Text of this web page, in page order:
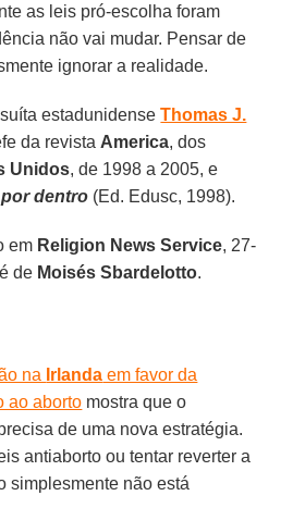
as leis pró-escolha foram
não vai mudar. Pensar de
ignorar a realidade.
estadunidenseThomas J.
da revista America, dos
Unidos, de 1998 a 2005, e
dentro (Ed. Edusc, 1998).
em Religion News Service, 27-
de Moisés Sbardelotto.
na Irlanda em favor da
ao aborto mostra que o
de uma nova estratégia.
antiaborto ou tentar reverter a
simplesmente não está